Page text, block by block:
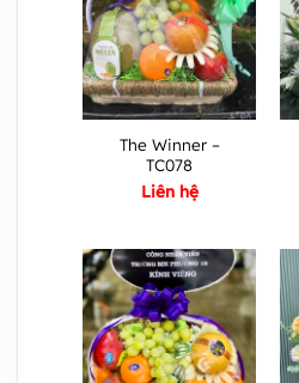
The Winner –
TC078
Liên hệ